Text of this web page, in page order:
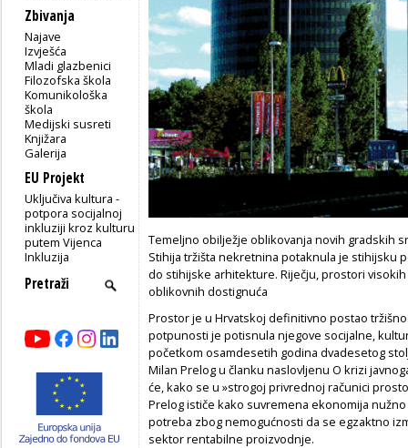
Zbivanja
Najave
Izvješća
Mladi glazbenici
Filozofska škola
Komunikološka
škola
Medijski susreti
Knjižara
Galerija
EU Projekt
Uključiva kultura -
potpora socijalnoj
inkluziji kroz kulturu
putem Vijenca
Inkluzija
Temeljno obilježje oblikovanja novih gradskih
Stihija tržišta nekretnina potaknula je stihijsku
do stihijske arhitekture. Riječju, prostori
oblikovnih dostignuća
Prostor je u Hrvatskoj definitivno postao
potpunosti je potisnula njegove socijalne,
početkom osamdesetih godina dvadesetog
Milan Prelog u članku naslovljenu O krizi
će, kako se u »strogoj privrednoj računici
Prelog ističe kako suvremena ekonomija
potreba zbog nemogućnosti da se egzaktno
sektor rentabilne proizvodnje.